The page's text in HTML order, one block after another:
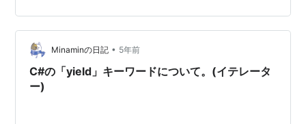
Minaminの日記 • 5年前
C#の「yield」キーワードについて。(イテレータ
ー)